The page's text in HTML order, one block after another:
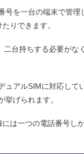
号を一台の端末で管
りできます。
台持ちする必要がな
ュアルSIMに対応して
げられます。
は一つの電話番号し